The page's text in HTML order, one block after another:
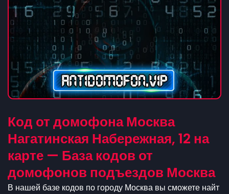
Код от домофона Москва
Нагатинская Набережная, 12 на
карте — База кодов от
домофонов подъездов Москва
В нашей базе кодов по городу Москва вы сможете найт